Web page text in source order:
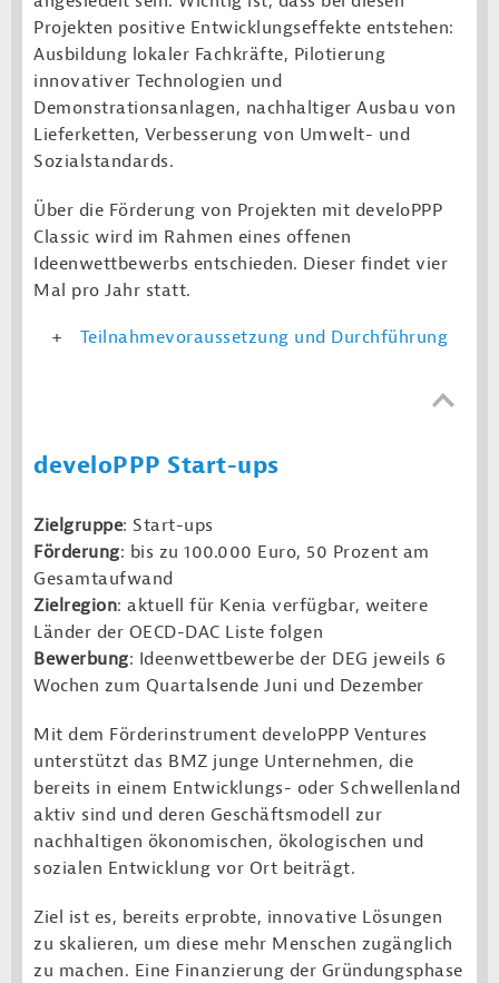
Projekten positive Entwicklungseffekte entstehen:
Ausbildung lokaler Fachkräfte, Pilotierung
innovativer Technologien und
Demonstrationsanlagen, nachhaltiger Ausbau von
Lieferketten, Verbesserung von Umwelt- und
Sozialstandards.
Über die Förderung von Projekten mit develoPPP
Classic wird im Rahmen eines offenen
Ideenwettbewerbs entschieden. Dieser findet vier
Mal pro Jahr statt.
Teilnahmevoraussetzung und Durchführung
develoPPP Start-ups
Zielgruppe: Start-ups
Förderung: bis zu 100.000 Euro, 50 Prozent am
Gesamtaufwand
Zielregion: aktuell für Kenia verfügbar, weitere
Länder der OECD-DAC Liste folgen
Bewerbung: Ideenwettbewerbe der DEG jeweils 6
Wochen zum Quartalsende Juni und Dezember
Mit dem Förderinstrument develoPPP Ventures
unterstützt das BMZ junge Unternehmen, die
bereits in einem Entwicklungs- oder Schwellenland
aktiv sind und deren Geschäftsmodell zur
nachhaltigen ökonomischen, ökologischen und
sozialen Entwicklung vor Ort beiträgt.
Ziel ist es, bereits erprobte, innovative Lösungen
zu skalieren, um diese mehr Menschen zugänglich
zu machen. Eine Finanzierung der Gründungsphase